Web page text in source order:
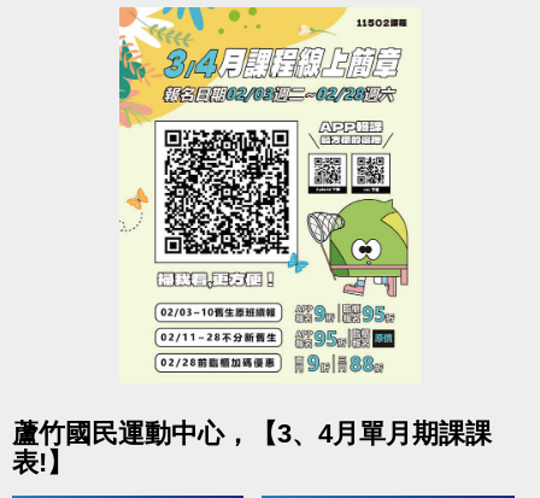
-洽詢專線：03-2639066 #112
-官網 :
https://www.lzsports.com.tw/zh_TW/news/pageID/1/
-FB : 桃園市蘆竹國民運動中心
-IG : @luzhusports
蘆竹國民運動中心，【3、4月單月期課課
表!】